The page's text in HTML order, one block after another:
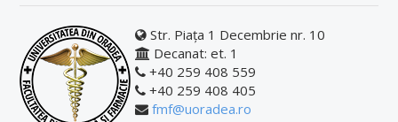
Str. Piața 1 Decembrie nr. 10
Decanat: et. 1
+40 259 408 559
+40 259 408 405
fmf@uoradea.ro